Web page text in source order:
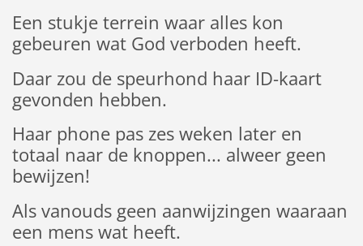
Een stukje terrein waar alles kon
gebeuren wat God verboden heeft.
Daar zou de speurhond haar ID-kaart
gevonden hebben.
Haar phone pas zes weken later en
totaal naar de knoppen... alweer geen
bewijzen!
Als vanouds geen aanwijzingen waaraan
een mens wat heeft.